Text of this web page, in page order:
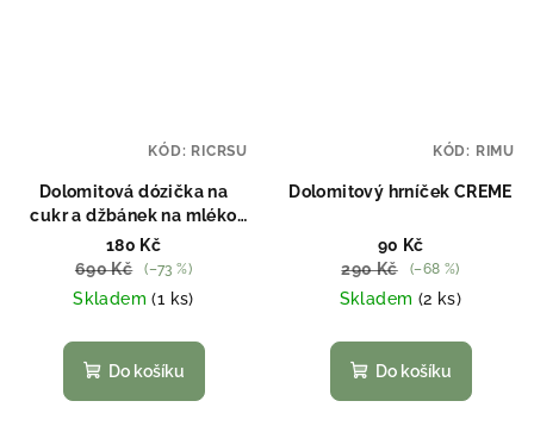
Dolomitová dózička na
cukr a džbánek na mléko
CREME
180 Kč
690 Kč
(–73 %)
Skladem(1 ks)
Do košíku
KÓD: RICRSU
Dolomitový hrníček CREME
90 Kč
290 Kč
(–68 %)
Skladem (2 ks)
Do košíku
KÓD: RIMU